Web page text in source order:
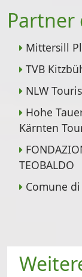
Partner
Mittersill
TVB
NLW
Hohe
Kärnten
TEOBALDO
Comune